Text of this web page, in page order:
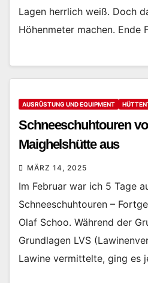
Lagen herrlich weiß. Doch
Höhenmeter machen. Ende
AUSRÜSTUNG UND EQUIPMENT
Schneeschuhtouren
Maighelshütte aus
MÄRZ 14, 2025
Im Februar war ich 5 Tage
Schneeschuhtouren –
Olaf Schoo. Während der
Grundlagen LVS
Lawine vermittelte, ging es